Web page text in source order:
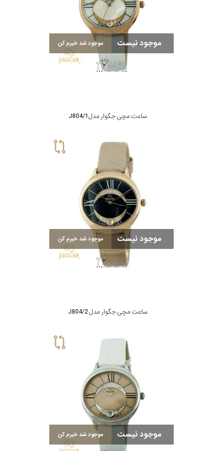
موجود نیست موجود شد خبرم کن
ساعت مچی جگوار مدل J804/1
موجود نیست موجود شد خبرم کن
ساعت مچی جگوار مدل J804/2
موجود نیست موجود شد خبرم کن